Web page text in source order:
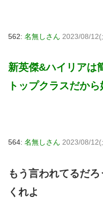
562: 名無しさん 2023/08/
新英傑&ハイリアは
トップクラスだから
564: 名無しさん 2023/08/
もう言われてるだ
くれよ